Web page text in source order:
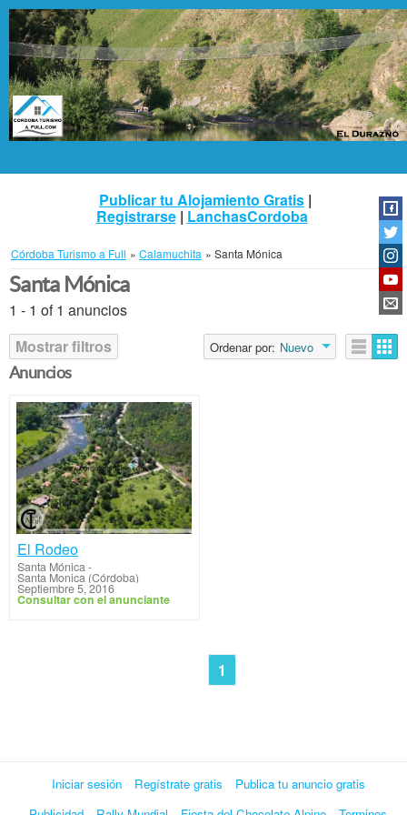
Publicar tu Alojamiento Gratis |
Registrarse| LanchasCordoba
Córdoba Turismo a Full » Calamuchita » Santa Mónica
Santa Mónica
1 - 1 of 1 anuncios
Mostrar filtros
Ordenar por: Nuevo
Anuncios
El Rodeo
Santa Mónica-
Santa Monica (Córdoba)
Septiembre 5, 2016
Consultar con el anunciante
1
Iniciar sesión Regístrate gratis
Publica tu anuncio gratis